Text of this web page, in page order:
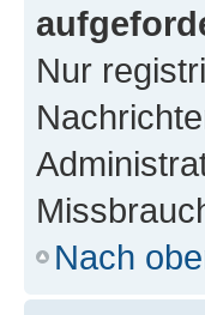
Nur
Nach